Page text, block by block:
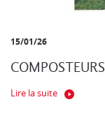
15/01/26
Lire la suite